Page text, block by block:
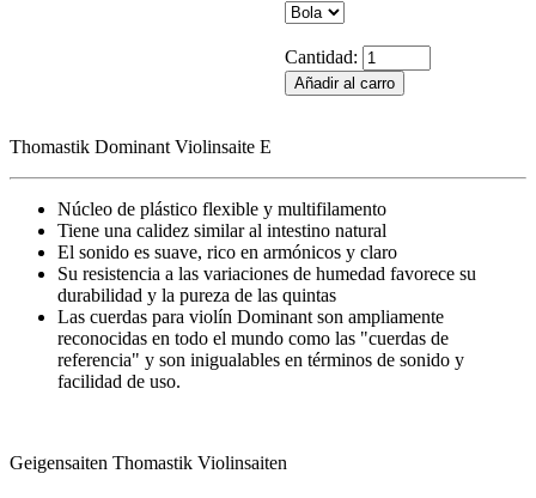
Cantidad:
Thomastik Dominant Violinsaite E
Núcleo de plástico flexible y multifilamento
Tiene una calidez similar al intestino natural
El sonido es suave, rico en armónicos y claro
Su resistencia a las variaciones de humedad favorece su
durabilidad y la pureza de las quintas
Las cuerdas para violín Dominant son ampliamente
reconocidas en todo el mundo como las "cuerdas de
referencia" y son inigualables en términos de sonido y
facilidad de uso.
Geigensaiten Thomastik Violinsaiten